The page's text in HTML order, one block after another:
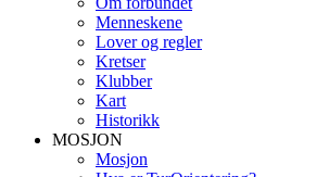
Menneskene
Lover og regler
Kretser
Klubber
Kart
Historikk
MOSJON
Mosjon